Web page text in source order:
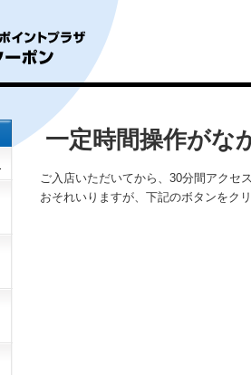
一定時間操作がな
ご入店いただいてから、30分間アクセ
おそれいりますが、下記のボタンをク